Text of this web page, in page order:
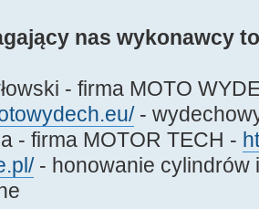
nas wykonawcy
- firma MOTO
-
- firma MOTOR TECH -
- honowanie cylindrów